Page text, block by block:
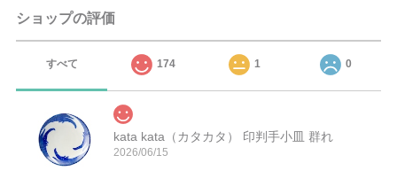
ショップの評価
すべて 174 1 0
kata kata（カタカタ） 印判手小皿 群れ
2026/06/15